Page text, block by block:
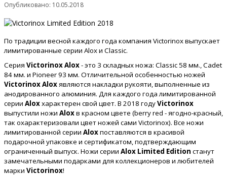
Опубликовано: 10.05.2018
По традиции весной каждого года компания Victorinox выпускает
лимитированные серии Alox и Classic.
Серия Victorinox Alox- это 3 складных ножа: Classic 58 мм., Cadet
84 мм. и Pioneer 93 мм. Отличительной особенностью ножей
Victorinox Aloxявляются накладки рукояти, выполненные из
анодированного алюминия. Для каждого года лимитированной
серии Aloxхарактерен свой цвет. В 2018 годуVictorinox
выпустили ножи Aloxв красном цвете (berry red - ягодно-красный,
так охарактеризовали цвет ножей сами Victorinox). Все ножи
лимитированной серии Aloxпоставляются в красивой
подарочной упаковке и сертификатом, подтверждающим
ограниченный выпуск. Ножи серии Alox Limited Edition станут
замечательными подарками для коллекционеров и любителей
марки Victorinox!